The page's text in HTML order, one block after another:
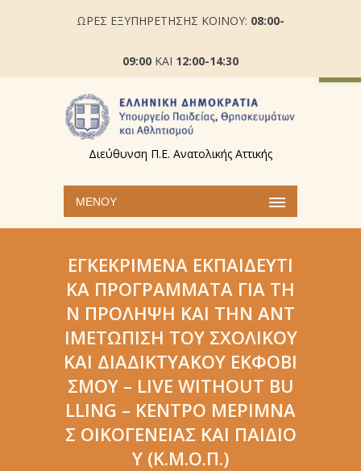
ΩΡΕΣ ΕΞΥΠΗΡΕΤΗΣΗΣ ΚΟΙΝΟΥ: 08:00-
09:00 ΚΑΙ 12:00-14:30
Διεύθυνση Π.Ε. Ανατολικής Αττικής
ΜΕΝΟΎ
ΕΓΚΕΚΡΙΜΈΝΑ ΕΚΠΑΙΔΕΥΤΙ
ΚΆ ΠΡΟΓΡΆΜΜΑΤΑ ΓΙΑ ΤΗ
Ν ΠΡΌΛΗΨΗ ΚΑΙ ΤΗΝ ΑΝΤ
ΙΜΕΤΏΠΙΣΗ ΤΟΥ ΣΧΟΛΙΚΟΎ
ΚΑΙ ΔΙΑΔΙΚΤΥΑΚΟΎ ΕΚΦΟΒΙ
ΣΜΟΎ – LIVE WITHOUT BU
LLING – ΚΈΝΤΡΟ ΜΈΡΙΜΝΑ
Σ ΟΙΚΟΓΈΝΕΙΑΣ ΚΑΙ ΠΑΙΔΙΟ
Ύ (Κ.Μ.Ο.Π.)